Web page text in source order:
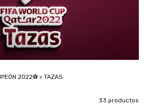
2022⚽ > TAZAS
33 productos